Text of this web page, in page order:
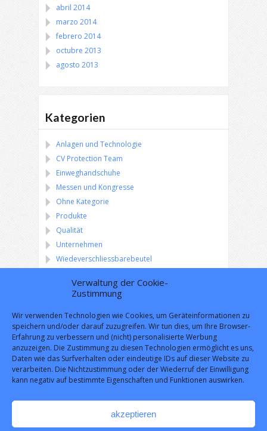
Verwaltung der Cookie-
Zustimmung
Wir verwenden Technologien wie Cookies, um Geräteinformationen zu
speichern und/oder darauf zuzugreifen. Wir tun dies, um Ihre Browser-
Erfahrung zu verbessern und (nicht) personalisierte Werbung
anzuzeigen. Die Zustimmung zu diesen Technologien ermöglicht es uns,
Daten wie das Surfverhalten oder eindeutige IDs auf dieser Website zu
verarbeiten. Die Nichtzustimmung oder der Wiederruf der Einwilligung
kann negativ auf bestimmte Eigenschaften und Funktionen auswirken.
akzeptieren
abril 2014
marzo 2014
febrero 2014
octubre 2013
agosto 2013
Kategorien
Anlagen und Technologie
CV Protection Team
Einweghandschuhe
Messen und Kongresse
Ohne Kategorie
Produkte
Qualität
Unternehmen
Wiedeverschliessbarebeutel
Versandbedingungen